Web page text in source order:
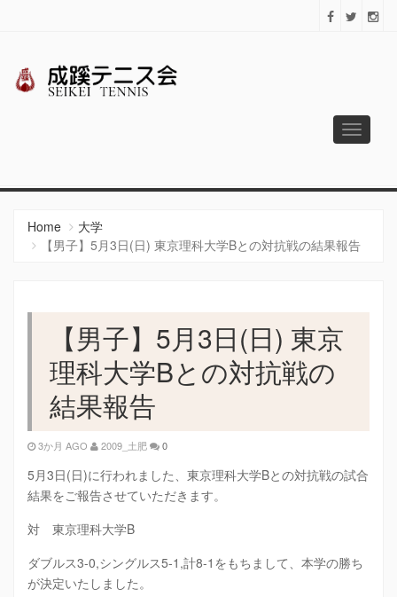
Toggle
Home
大学
【男子】5月3日(日) 東京理科大学Bとの対抗戦の結果報告
【男子】5月3日(日) 東京
理科大学Bとの対抗戦の
結果報告
3か月 AGO 2009_土肥 0
5月3日(日)に行われました、東京理科大学Bとの対抗戦の試合
結果をご報告させていただきます。
対 東京理科大学B
ダブルス3-0,シングルス5-1,計8-1をもちまして、本学の勝ち
が決定いたしました。